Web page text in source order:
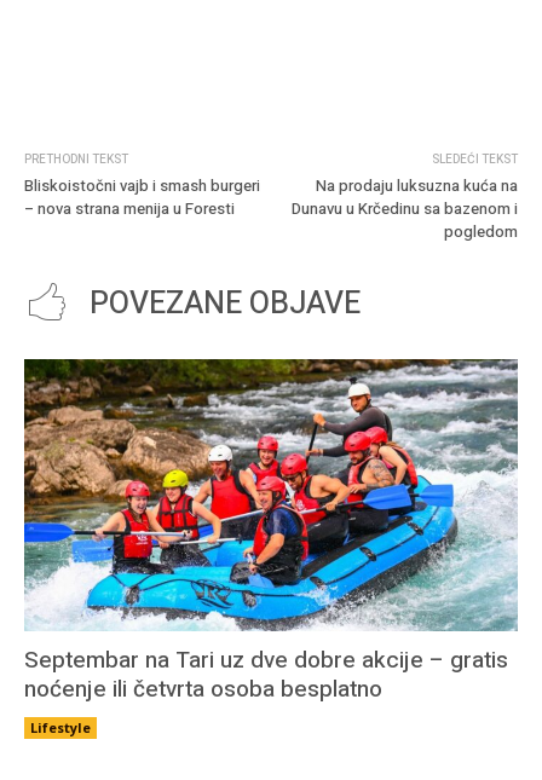
PRETHODNI TEKST
Bliskoistočni vajb i smash burgeri
– nova strana menija u Foresti
SLEDEĆI TEKST
Na prodaju luksuzna kuća na
Dunavu u Krčedinu sa bazenom i
pogledom
POVEZANE OBJAVE
Septembar na Tari uz dve dobre akcije – gratis
noćenje ili četvrta osoba besplatno
Lifestyle